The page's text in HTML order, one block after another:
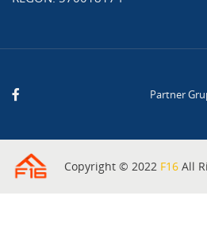
Partner
Copyright © 2022 F16 All